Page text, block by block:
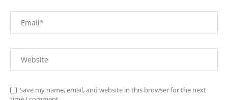
Save my name, email, and website in this browser for the next